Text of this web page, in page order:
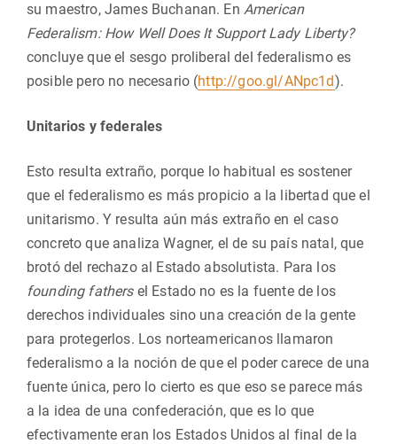
su maestro, James Buchanan. En American
Federalism: How Well Does It Support Lady Liberty?
concluye que el sesgo proliberal del federalismo es
posible pero no necesario (http://goo.gl/ANpc1d).
Unitarios y federales
Esto resulta extraño, porque lo habitual es sostener
que el federalismo es más propicio a la libertad que el
unitarismo. Y resulta aún más extraño en el caso
concreto que analiza Wagner, el de su país natal, que
brotó del rechazo al Estado absolutista. Para los
founding fathersel Estado no es la fuente de los
derechos individuales sino una creación de la gente
para protegerlos. Los norteamericanos llamaron
federalismo a la noción de que el poder carece de una
fuente única, pero lo cierto es que eso se parece más
a la idea de una confederación, que es lo que
efectivamente eran los Estados Unidos al final de la